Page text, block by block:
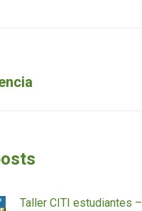
Taller CITI estudiantes –